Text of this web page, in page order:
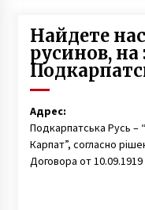
Найдете
русинов, на
Адрес:
Подкарпатська Русь –
Карпат”, согласно
Договора от 10.09.1919